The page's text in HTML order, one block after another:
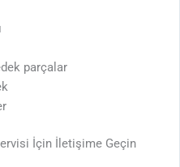
parçalar
İçin İletişime Geçin